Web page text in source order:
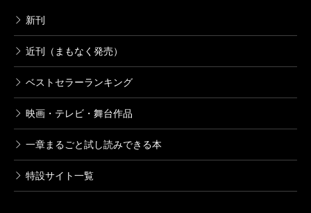
新刊
近刊（まもなく発売）
ベストセラーランキング
映画・テレビ・舞台作品
一章まるごと試し読みできる本
特設サイト一覧